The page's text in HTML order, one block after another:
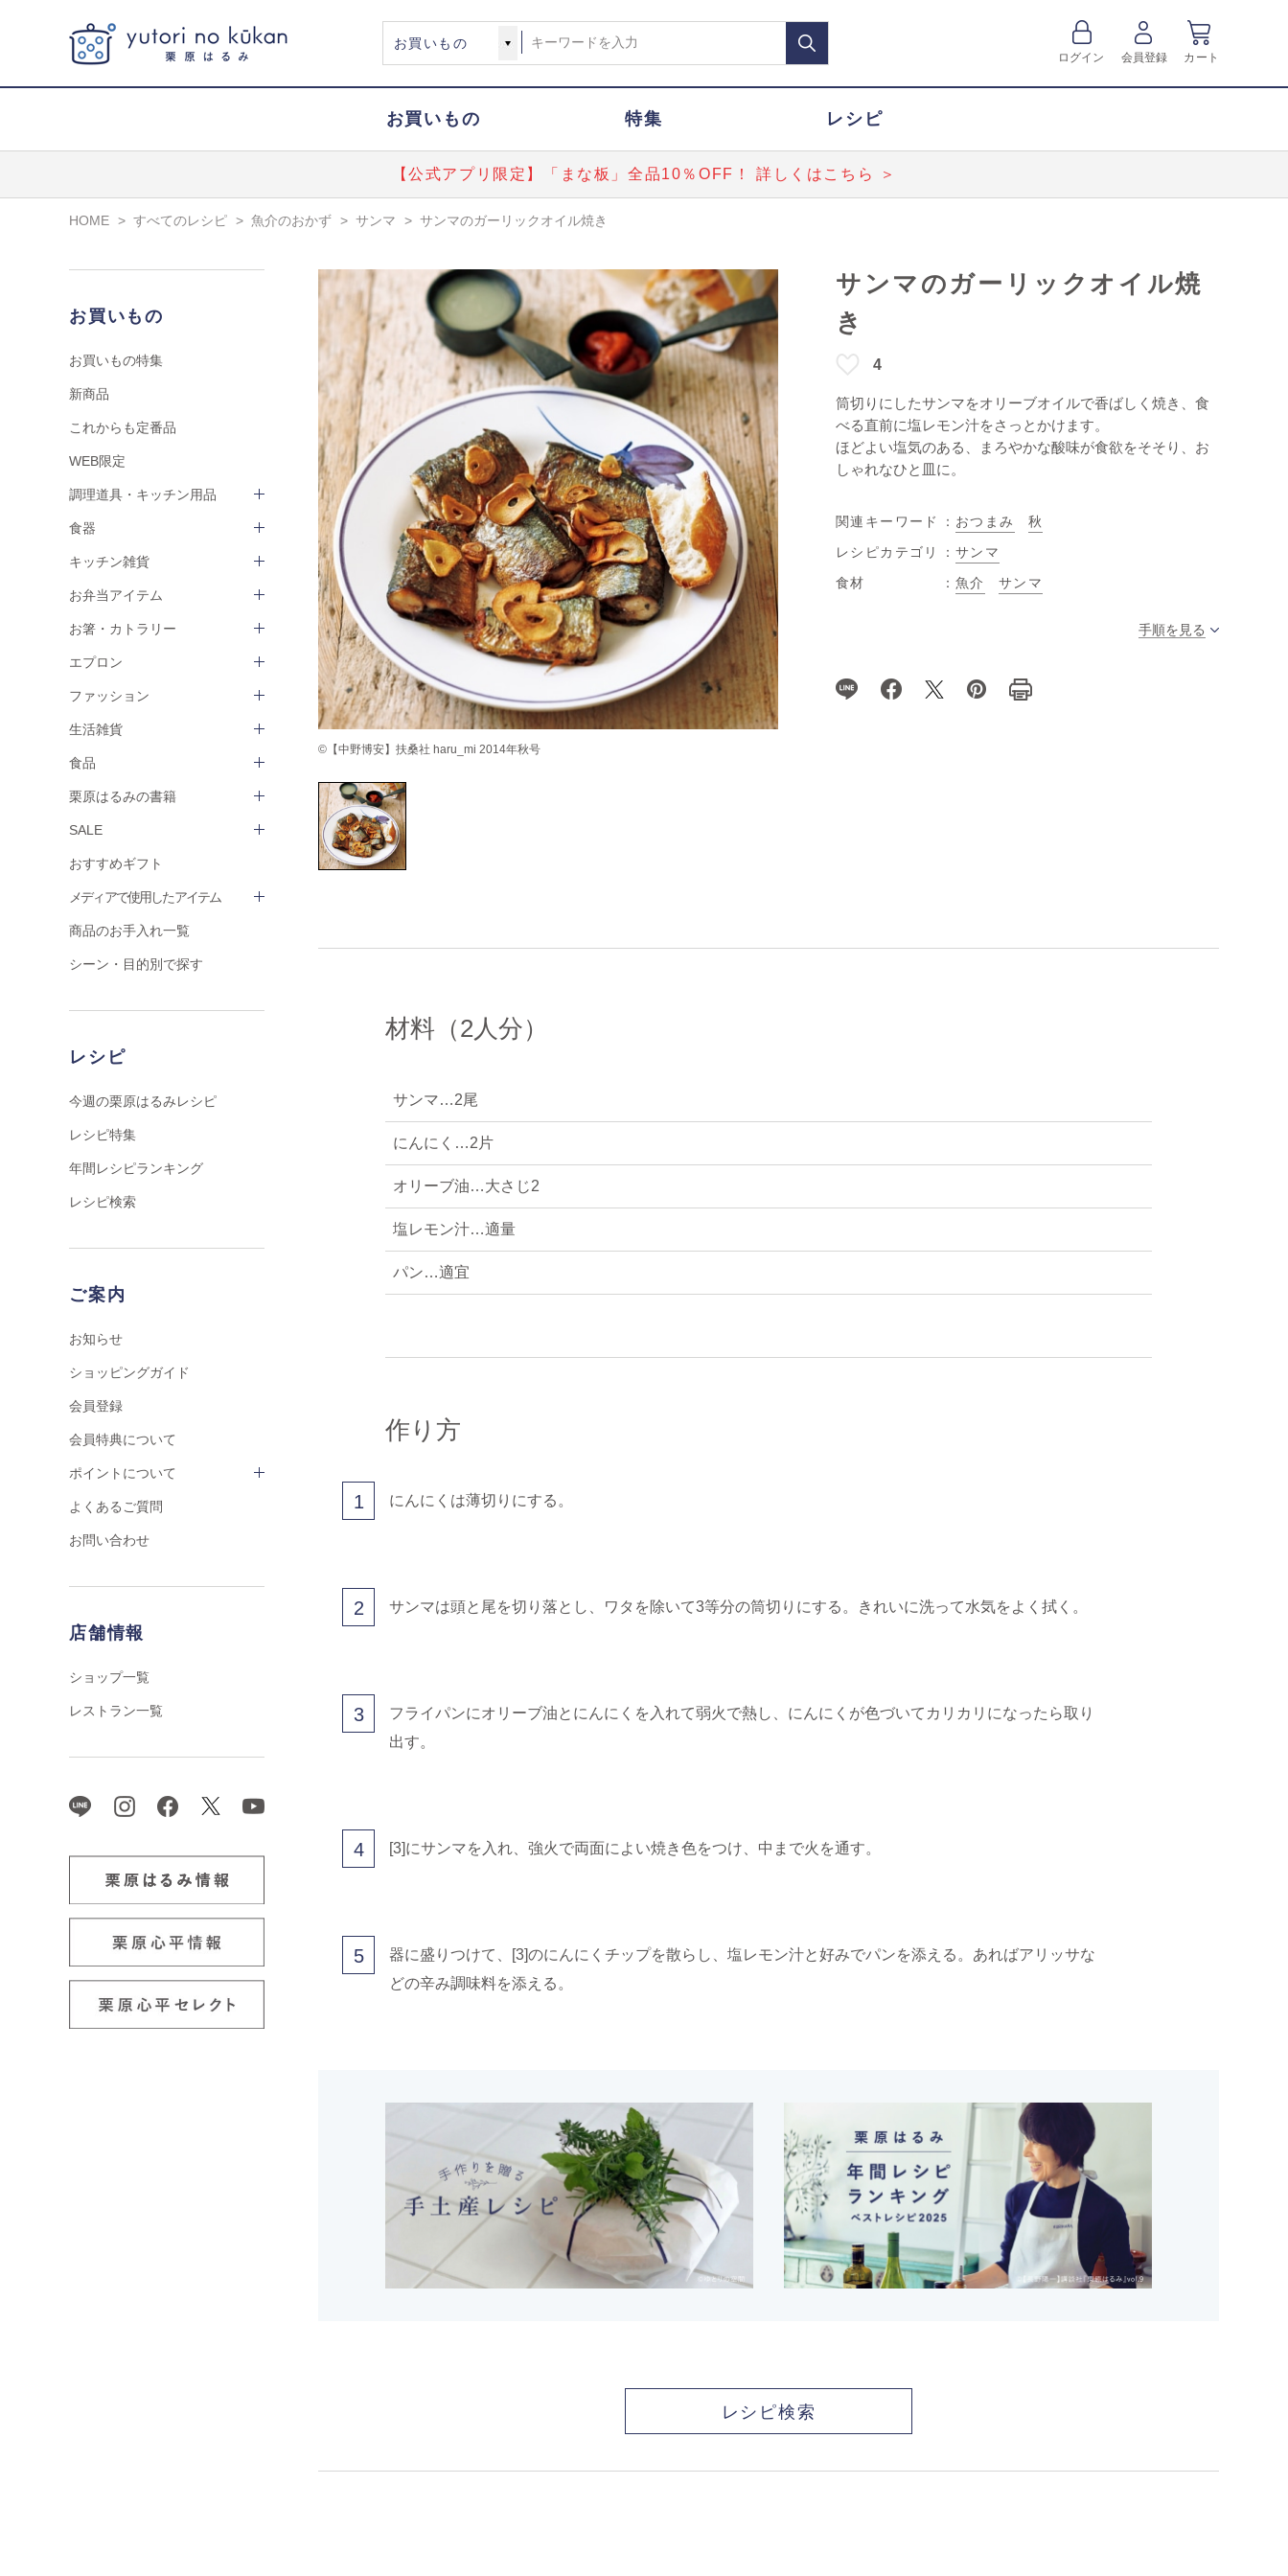
ログイン 会員登録 カート
お買いもの 特集 レシピ
【公式アプリ限定】「まな板」全品10％OFF！ 詳しくはこちら ＞
HOME > すべてのレシピ > 魚介のおかず > サンマ > サンマのガーリックオイル焼き
お買いもの
お買いもの特集
新商品
これからも定番品
WEB限定
調理道具・キッチン用品
食器
キッチン雑貨
お弁当アイテム
お箸・カトラリー
エプロン
ファッション
生活雑貨
食品
栗原はるみの書籍
SALE
おすすめギフト
メディアで使用したアイテム
商品のお手入れ一覧
シーン・目的別で探す
レシピ
今週の栗原はるみレシピ
レシピ特集
年間レシピランキング
レシピ検索
ご案内
お知らせ
ショッピングガイド
会員登録
会員特典について
ポイントについて
よくあるご質問
お問い合わせ
店舗情報
ショップ一覧
レストラン一覧
©【中野博安】扶桑社 haru_mi 2014年秋号
サンマのガーリックオイル焼
き
4
筒切りにしたサンマをオリーブオイルで香ばしく焼き、食
べる直前に塩レモン汁をさっとかけます。
ほどよい塩気のある、まろやかな酸味が食欲をそそり、お
しゃれなひと皿に。
関連キーワード おつまみ
秋
レシピカテゴリ
サンマ
食材
魚介 サンマ
手順を見る
材料（2人分）
サンマ…2尾
にんにく…2片
オリーブ油…大さじ2
塩レモン汁…適量
パン…適宜
作り方
1 にんにくは薄切りにする。
2 サンマは頭と尾を切り落とし、ワタを除いて3等分の筒切りにする。きれいに洗って水気をよく拭く。
3
フライパンにオリーブ油とにんにくを入れて弱火で熱し、にんにくが色づいてカリカリになったら取り
出す。
4 [3]にサンマを入れ、強火で両面によい焼き色をつけ、中まで火を通す。
5
器に盛りつけて、[3]のにんにくチップを散らし、塩レモン汁と好みでパンを添える。あればアリッサな
どの辛み調味料を添える。
レシピ検索